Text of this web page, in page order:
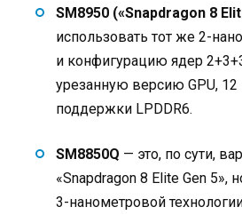
SM8950 («Snapdragon 8
использовать тот же 2-
и конфигурацию ядер
урезанную версию GPU,
поддержки LPDDR6.
SM8850Q — это, по сути,
«Snapdragon 8 Elite Gen
3-нанометровой